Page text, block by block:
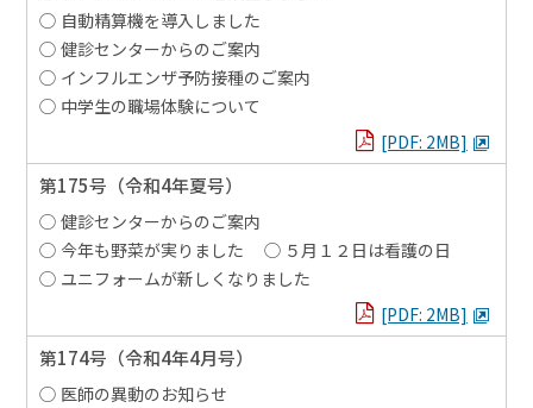
自動精算機を導入しました
健診センターからのご案内
インフルエンザ予防接種のご案内
中学生の職場体験について
PDFを見る
[PDF: 2MB]
第175号 （令和4年夏号）
健診センターからのご案内
今年も野菜が実りました
５月１２日は看護の日
ユニフォームが新しくなりました
PDFを見る
[PDF: 2MB]
第174号 （令和4年4月号）
医師の異動のお知らせ